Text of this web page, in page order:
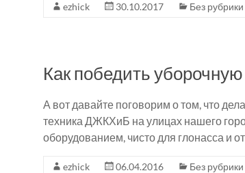
ezhick 30.10.2017 Без рубрики
Как победить уборочную
А вот давайте поговорим о том, что
техника ДЖКХиБ на улицах нашего
оборудованием, чисто для глонасса и
ezhick 06.04.2016 Без рубрики